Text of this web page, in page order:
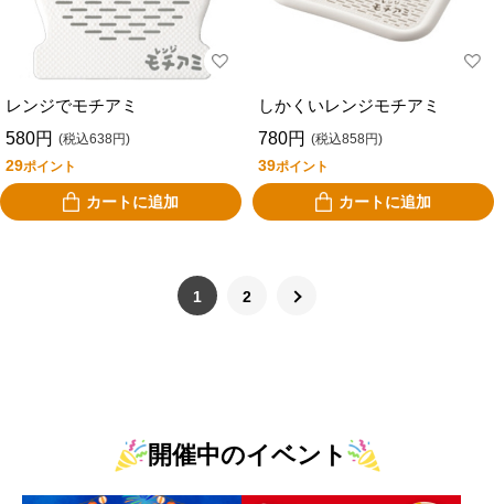
レンジでモチアミ
580円 (税込638円)
29ポイント
カートに追加
しかくいレンジモチアミ
780円 (税込858円)
39ポイント
カートに追加
1 2
開催中のイベント